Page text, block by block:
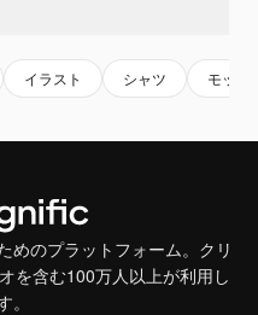
イラスト シャツ モック
めのプラットフォーム。クリ
を含む100万人以上が利用し